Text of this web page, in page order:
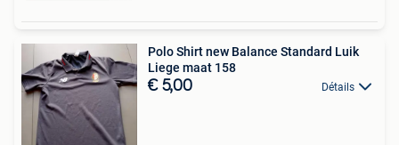
Polo Shirt new Balance Standard Luik
Liege maat 158
€ 5,00 Détails